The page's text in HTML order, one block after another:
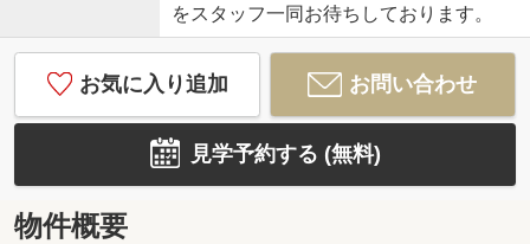
をスタッフ一同お待ちしております。
お気に入り追加 お問い合わせ
見学予約する (無料)
物件概要